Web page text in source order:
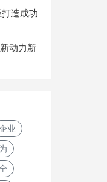
造成功
动力新
业